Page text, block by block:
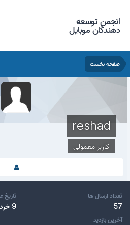
انجمن توسعه
دهندگان موبایل
صفحه نخست
reshad
کاربر معمولی
تعداد ارسال ها
57
تاریخ
9 خرداد، 2015
آخرین بازدید